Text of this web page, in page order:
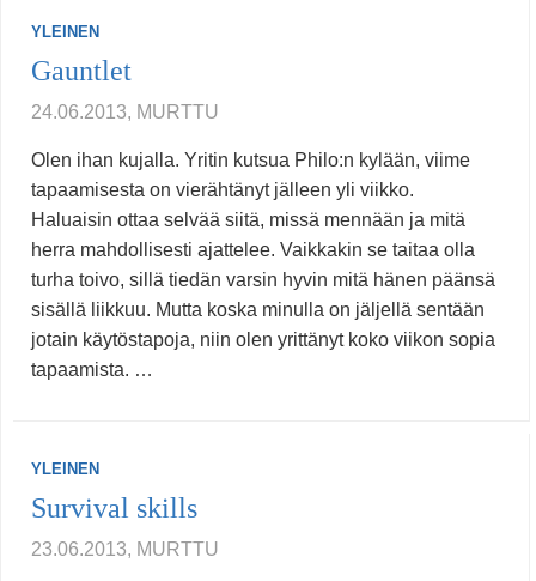
YLEINEN
Gauntlet
24.06.2013, MURTTU
Olen ihan kujalla. Yritin kutsua Philo:n kylään, viime
tapaamisesta on vierähtänyt jälleen yli viikko.
Haluaisin ottaa selvää siitä, missä mennään ja mitä
herra mahdollisesti ajattelee. Vaikkakin se taitaa olla
turha toivo, sillä tiedän varsin hyvin mitä hänen päänsä
sisällä liikkuu. Mutta koska minulla on jäljellä sentään
jotain käytöstapoja, niin olen yrittänyt koko viikon sopia
tapaamista. …
YLEINEN
Survival skills
23.06.2013, MURTTU